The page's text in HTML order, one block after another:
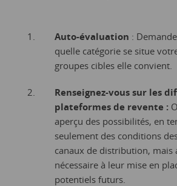
Auto-évaluation :
quelle catégorie se situe
groupes cibles elle convient.
Renseignez-vous sur les
plateformes de revente :
aperçu des possibilités, en
seulement des conditions
canaux de distribution, mais
nécessaire à leur mise en
potentiels futurs.